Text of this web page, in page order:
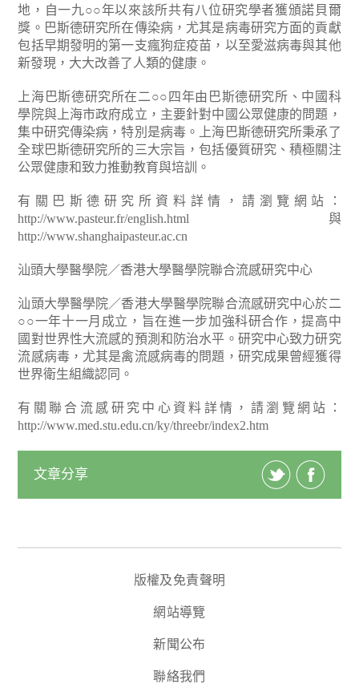
地，自一九○○年以來該所共有八位研究學者獲頒諾貝爾
獎。巴斯德研究所在傳染病，尤其是病毒研究方面的貢獻
包括早期發明的第一支瘋狗症疫苗，以至愛滋病毒與其他
新發現，大大改善了人類的健康。
上海巴斯德研究所在二○○四年由巴斯德研究所、中國科
學院與上海市政府成立，主要針對中國公眾健康的問題，
集中研究傳染病，特別是病毒。上海巴斯德研究所秉承了
全球巴斯德研究所的三大宗旨，包括優質研究、積極關注
公眾健康和致力推動教育與培訓。
有關巴斯德研究所資料詳情，請瀏覽網站：
http://www.pasteur.fr/english.html 與
http://www.shanghaipasteur.ac.cn
汕頭大學醫學院／香港大學醫學院聯合流感研究中心
汕頭大學醫學院／香港大學醫學院聯合流感研究中心於二
○○一年十一月成立，旨在進一步加強科研合作，提高中
國對世界性大流感的預測和防治水平。研究中心致力研究
流感病毒，尤其是禽流感病毒的問題，研究成果曾經獲得
世界衛生組織認同。
有關聯合流感研究中心資料詳情，請瀏覽網站：
http://www.med.stu.edu.cn/ky/threebr/index2.htm
文章分享
版權及免責聲明
網站導覽
新聞公布
聯絡我們